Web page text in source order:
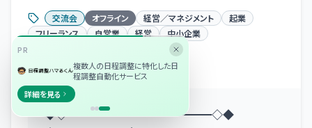
交流会 オフライン 経営／マネジメント
起業
フリーランス
自営業 経営 中小企業
イベント概要
◆◇━━━━━━━━━━━━━◇◆
PR
複数人の日程調整に特化した日
程調整自動化サービス
詳細を見る